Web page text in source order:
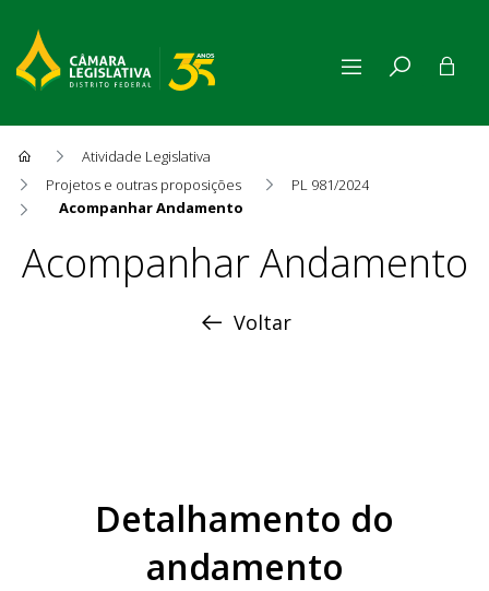
Atividade Legislativa
Projetos e outras proposições
PL 981/2024
Acompanhar Andamento
Acompanhar Andamento
Acompanhar Andamento
Voltar
Detalhamento do
andamento